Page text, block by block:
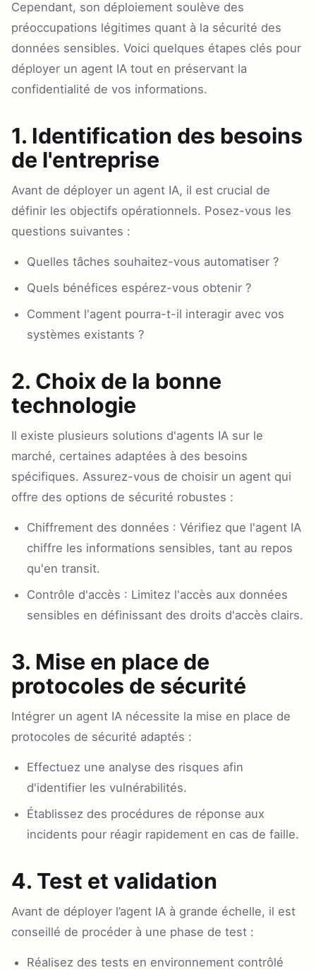
Cependant, son déploiement soulève des
préoccupations légitimes quant à la sécurité des
données sensibles. Voici quelques étapes clés pour
déployer un agent IA tout en préservant la
confidentialité de vos informations.
1. Identification des besoins
de l'entreprise
Avant de déployer un agent IA, il est crucial de
définir les objectifs opérationnels. Posez-vous les
questions suivantes :
Quelles tâches souhaitez-vous automatiser ?
Quels bénéfices espérez-vous obtenir ?
Comment l'agent pourra-t-il interagir avec vos
systèmes existants ?
2. Choix de la bonne
technologie
Il existe plusieurs solutions d'agents IA sur le
marché, certaines adaptées à des besoins
spécifiques. Assurez-vous de choisir un agent qui
offre des options de sécurité robustes :
Chiffrement des données : Vérifiez que l'agent IA
chiffre les informations sensibles, tant au repos
qu'en transit.
Contrôle d'accès : Limitez l'accès aux données
sensibles en définissant des droits d'accès clairs.
3. Mise en place de
protocoles de sécurité
Intégrer un agent IA nécessite la mise en place de
protocoles de sécurité adaptés :
Effectuez une analyse des risques afin
d'identifier les vulnérabilités.
Établissez des procédures de réponse aux
incidents pour réagir rapidement en cas de faille.
4. Test et validation
Avant de déployer l’agent IA à grande échelle, il est
conseillé de procéder à une phase de test :
Réalisez des tests en environnement contrôlé